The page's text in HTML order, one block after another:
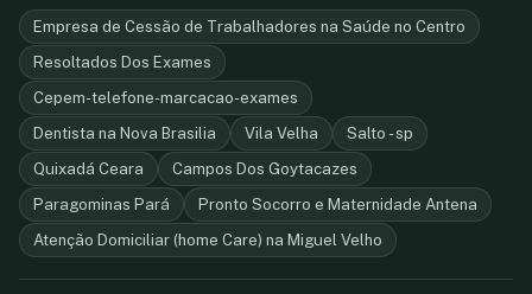
Empresa de Cessão de Trabalhadores na Saúde no Centro
Resoltados Dos Exames
Cepem-telefone-marcacao-exames
Dentista na Nova Brasilia
Vila Velha
Salto - sp
Quixadá Ceara
Campos Dos Goytacazes
Paragominas Pará
Pronto Socorro e Maternidade Antena
Atenção Domiciliar (home Care) na Miguel Velho